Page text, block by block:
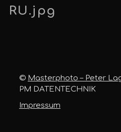
RU.jpg
© Masterphoto – Peter
PM DATENTECHNIK
Impressum